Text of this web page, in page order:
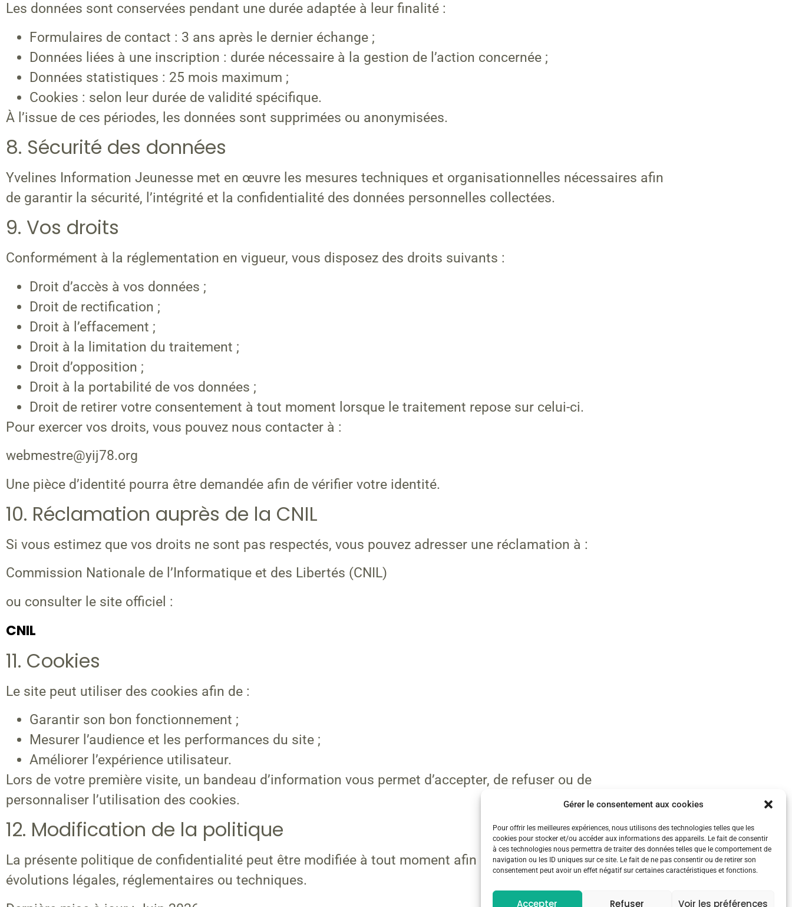
Gérer le consentement aux cookies
Pour offrir les meilleures expériences, nous utilisons des technologies telles que les
cookies pour stocker et/ou accéder aux informations des appareils. Le fait de consentir
à ces technologies nous permettra de traiter des données telles que le comportement de
navigation ou les ID uniques sur ce site. Le fait de ne pas consentir ou de retirer son
consentement peut avoir un effet négatif sur certaines caractéristiques et fonctions.
Accepter Refuser Voir les préférences
Les données sont conservées pendant une durée adaptée à leur finalité :
Formulaires de contact : 3 ans après le dernier échange ;
Données liées à une inscription : durée nécessaire à la gestion de l’action concernée ;
Données statistiques : 25 mois maximum ;
Cookies : selon leur durée de validité spécifique.
À l’issue de ces périodes, les données sont supprimées ou anonymisées.
8. Sécurité des données
Yvelines Information Jeunesse met en œuvre les mesures techniques et organisationnelles nécessaires afin
de garantir la sécurité, l’intégrité et la confidentialité des données personnelles collectées.
9. Vos droits
Conformément à la réglementation en vigueur, vous disposez des droits suivants :
Droit d’accès à vos données ;
Droit de rectification ;
Droit à l’effacement ;
Droit à la limitation du traitement ;
Droit d’opposition ;
Droit à la portabilité de vos données ;
Droit de retirer votre consentement à tout moment lorsque le traitement repose sur celui-ci.
Pour exercer vos droits, vous pouvez nous contacter à :
webmestre@yij78.org
Une pièce d’identité pourra être demandée afin de vérifier votre identité.
10. Réclamation auprès de la CNIL
Si vous estimez que vos droits ne sont pas respectés, vous pouvez adresser une réclamation à :
Commission Nationale de l’Informatique et des Libertés (CNIL)
ou consulter le site officiel :
CNIL
11. Cookies
Le site peut utiliser des cookies afin de :
Garantir son bon fonctionnement ;
Mesurer l’audience et les performances du site ;
Améliorer l’expérience utilisateur.
Lors de votre première visite, un bandeau d’information vous permet d’accepter, de refuser ou de
personnaliser l’utilisation des cookies.
12. Modification de la politique
La présente politique de confidentialité peut être modifiée à tout moment afin de tenir compte des
évolutions légales, réglementaires ou techniques.